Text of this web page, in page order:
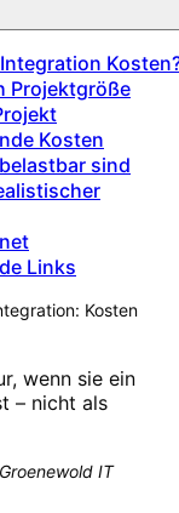
Projektgröße
Kosten
sind
Links
Kosten
wenn sie ein
– nicht als
IT